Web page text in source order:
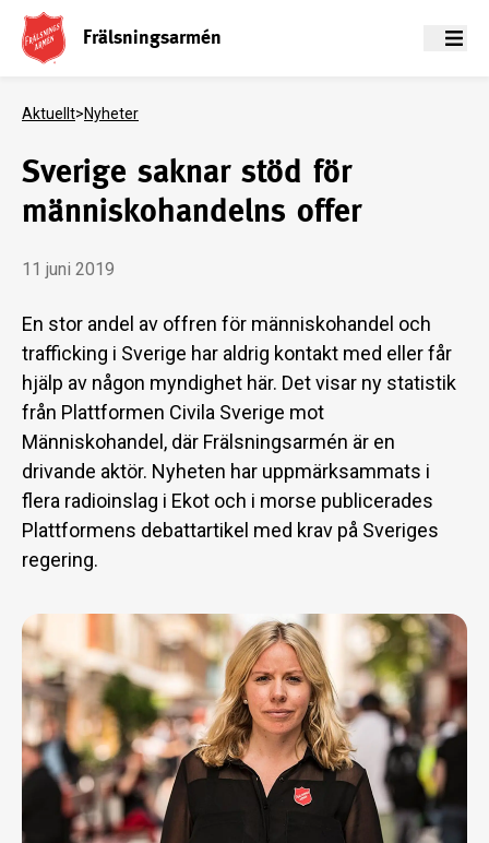
Frälsningsarmén Meny
Aktuellt>Nyheter
Sverige saknar stöd för
människohandelns offer
11 juni 2019
En stor andel av offren för människohandel och
trafficking i Sverige har aldrig kontakt med eller får
hjälp av någon myndighet här. Det visar ny statistik
från Plattformen Civila Sverige mot
Människohandel, där Frälsningsarmén är en
drivande aktör. Nyheten har uppmärksammats i
flera radioinslag i Ekot och i morse publicerades
Plattformens debattartikel med krav på Sveriges
regering.